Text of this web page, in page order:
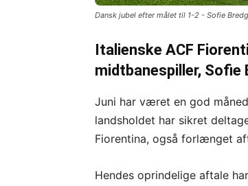
Dansk jubel efter målet til 1-2 - Sofie
Italienske ACF
midtbanespiller, Sofie
Juni har været en god
landsholdet har sikret
Fiorentina, også forlænget
Hendes oprindelige aftale